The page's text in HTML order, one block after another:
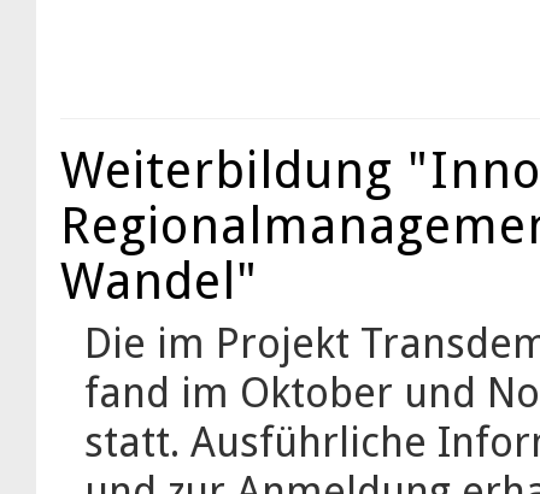
Weiterbildung
Wandel"
Die im Projekt
fand im Oktober und
statt. Ausführliche